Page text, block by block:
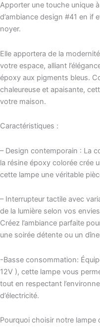
Apporter une touche unique
d’ambiance design #41 en if
noyer.
Elle apportera de la
votre espace, alliant
époxy aux pigments bleus.
chaleureuse et apaisante,
votre maison.
Caractéristiques :
– Design contemporain : La
la résine époxy colorée crée
cette lampe une véritable
– Interrupteur tactile avec
de la lumière selon vos
Créez l’ambiance parfaite
une soirée détente ou un
-Basse consommation:
12V ), cette lampe vous
tout en respectant
d’électricité.
Pourquoi choisir notre lampe